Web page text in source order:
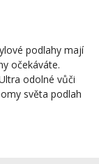
podlahy mají
očekáváte.
odolné vůči
světa podlah